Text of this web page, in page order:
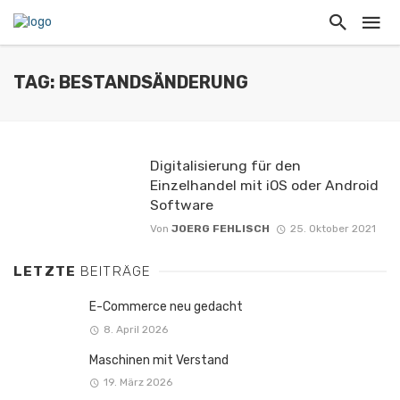
TAG: BESTANDSÄNDERUNG
Digitalisierung für den
Einzelhandel mit iOS oder Android
Software
Von JOERG FEHLISCH 25. Oktober 2021
LETZTE BEITRÄGE
E-Commerce neu gedacht
8. April 2026
Maschinen mit Verstand
19. März 2026